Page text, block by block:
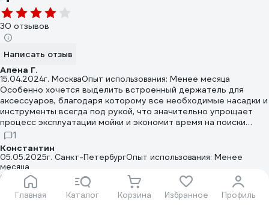
Главная Каталог Корзина Избранное Профиль
30 отзывов
Написать отзыв
Алена Г.
15.04.2024г. МоскваОпыт использования: Менее месяца
Особенно хочется выделить встроенный держатель для
аксессуаров, благодаря которому все необходимые насадки и
инструменты всегда под рукой, что значительно упрощает
процесс эксплуатации мойки и экономит время на поиски
нужных аксессуаров.
1
Константин
05.05.2025г. Санкт-ПетербургОпыт использования: Менее
месяца
Отличная машинка для дачи